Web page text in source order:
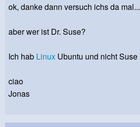
ok, danke dann versuch ichs da mal...
aber wer ist Dr. Suse?
Ich hab Linux Ubuntu und nicht Suse
ciao
Jonas